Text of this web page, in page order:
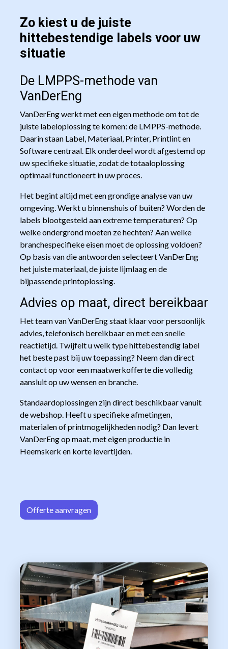
Zo kiest u de juiste
hittebestendige labels voor uw
situatie
De LMPPS-methode van
VanDerEng
VanDerEng werkt met een eigen methode om tot de
juiste labeloplossing te komen: de LMPPS-methode.
Daarin staan Label, Materiaal, Printer, Printlint en
Software centraal. Elk onderdeel wordt afgestemd op
uw specifieke situatie, zodat de totaaloplossing
optimaal functioneert in uw proces.
Het begint altijd met een grondige analyse van uw
omgeving. Werkt u binnenshuis of buiten? Worden de
labels blootgesteld aan extreme temperaturen? Op
welke ondergrond moeten ze hechten? Aan welke
branchespecifieke eisen moet de oplossing voldoen?
Op basis van die antwoorden selecteert VanDerEng
het juiste materiaal, de juiste lijmlaag en de
bijpassende printoplossing.
Advies op maat, direct bereikbaar
Het team van VanDerEng staat klaar voor persoonlijk
advies, telefonisch bereikbaar en met een snelle
reactietijd. Twijfelt u welk type hittebestendig label
het beste past bij uw toepassing? Neem dan direct
contact op voor een maatwerkofferte die volledig
aansluit op uw wensen en branche.
Standaardoplossingen zijn direct beschikbaar vanuit
de webshop. Heeft u specifieke afmetingen,
materialen of printmogelijkheden nodig? Dan levert
VanDerEng op maat, met eigen productie in
Heemskerk en korte levertijden.
Offerte aan​​vrag​​en